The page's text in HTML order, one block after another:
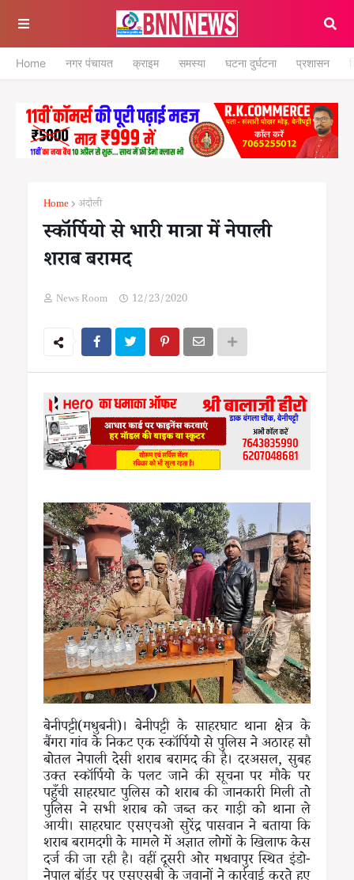
Home नगर पंचायत क्राइम समस्या घटना दुर्घटना प्रशासन
Home अंदौली
स्कॉर्पियो से भारी मात्रा में नेपाली
शराब बरामद
News Room 12/23/2020
बेनीपट्टी(मधुबनी)। बेनीपट्टी के साहरघाट थाना क्षेत्र के
बैंगरा गांव के निकट एक स्कॉर्पियो से पुलिस ने अठारह सौ
बोतल नेपाली देसी शराब बरामद की है। दरअसल, सुबह
उक्त स्कॉर्पियो के पलट जाने की सूचना पर मौके पर
पहुँची साहरघाट पुलिस को शराब की जानकारी मिली तो
पुलिस ने सभी शराब को जब्त कर गाड़ी को थाना ले
आयी। साहरघाट एसएचओ सुरेंद्र पासवान ने बताया कि
शराब बरामदगी के मामले में अज्ञात लोगों के खिलाफ केस
दर्ज की जा रही है। वहीं दूसरी ओर मधवापुर स्थित इंडो-